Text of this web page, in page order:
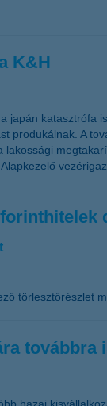
K&H
a japán
produkálnak. A
lakossági
törlesztőrészlet